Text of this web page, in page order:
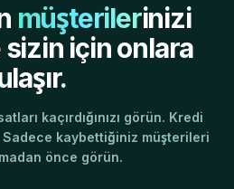
müşterilerinizi
için onlara
kaçırdığınızı görün. Kredi
Sadece kaybettiğiniz müşterileri
önce görün.